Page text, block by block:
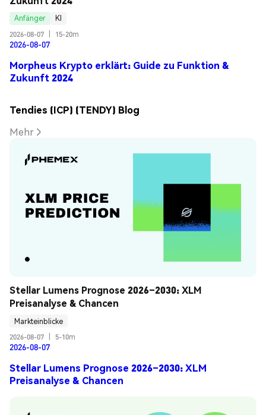
Anfänger
KI
2026-08-07
15-20m
2026-08-07
Morpheus Krypto erklärt: Guide zu Funktion &
Zukunft 2024
Tendies (ICP) (TENDY) Blog
Mehr
Stellar Lumens Prognose 2026–2030: XLM
Preisanalyse & Chancen
Markteinblicke
2026-08-07
5-10m
2026-08-07
Stellar Lumens Prognose 2026–2030: XLM
Preisanalyse & Chancen